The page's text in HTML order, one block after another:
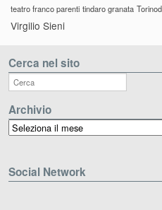
teatro franco parenti tindaro granata
Virgilio Sieni
Cerca nel sito
Archivio
Archivio
Social Network